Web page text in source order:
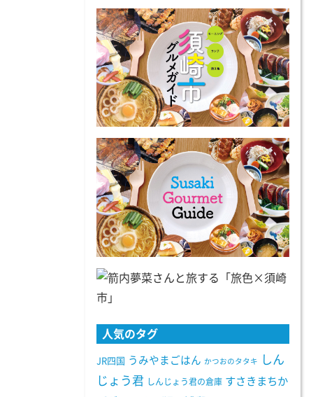
人気のタグ
JR四国 うみやまごはん かつおのタタキ
しん
じょう君 しんじょう君の倉庫 すさきまちか